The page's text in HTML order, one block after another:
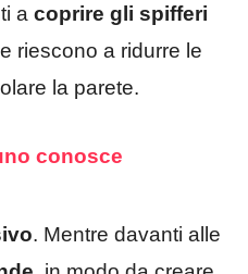
a coprire gli spifferi
riescono a ridurre le
la parete.
conosce
. Mentre davanti alle